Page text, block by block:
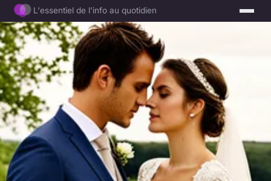
L'essentiel de l'info au quotidien